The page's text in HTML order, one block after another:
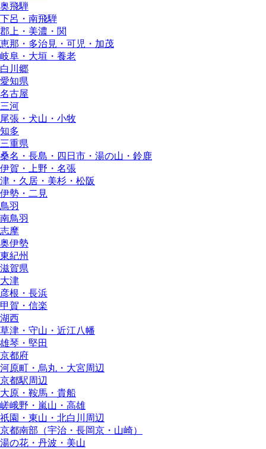
奥飛騨
下呂・南飛騨
郡上・美濃・関
恵那・多治見・可児・加茂
岐阜・大垣・養老
白川郷
愛知県
名古屋
三河
尾張・犬山・小牧
知多
三重県
桑名・長島・四日市・湯の山・鈴鹿
伊賀・上野・名張
津・久居・美杉・松阪
伊勢・二見
鳥羽
南鳥羽
志摩
奥伊勢
東紀州
滋賀県
大津
彦根・長浜
甲賀・信楽
湖西
草津・守山・近江八幡
雄琴・堅田
京都府
河原町・烏丸・大宮周辺
京都駅周辺
大原・鞍馬・貴船
嵯峨野・嵐山・高雄
祇園・東山・北白川周辺
京都南部（宇治・長岡京・山崎）
湯の花・丹波・美山